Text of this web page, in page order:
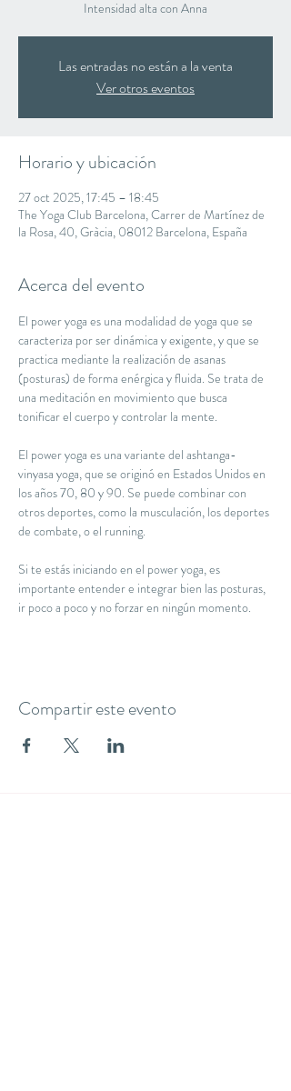
Intensidad alta con Anna
Las entradas no están a la venta
Ver otros eventos
Horario y ubicación
27 oct 2025, 17:45 – 18:45
The Yoga Club Barcelona, Carrer de Martínez de
la Rosa, 40, Gràcia, 08012 Barcelona, España
Acerca del evento
El power yoga es una modalidad de yoga que se
caracteriza por ser dinámica y exigente, y que se
practica mediante la realización de asanas
(posturas) de forma enérgica y fluida. Se trata de
una meditación en movimiento que busca
tonificar el cuerpo y controlar la mente.
El power yoga es una variante del ashtanga-
vinyasa yoga, que se originó en Estados Unidos en
los años 70, 80 y 90. Se puede combinar con
otros deportes, como la musculación, los deportes
de combate, o el running.
Si te estás iniciando en el power yoga, es
importante entender e integrar bien las posturas,
ir poco a poco y no forzar en ningún momento.
Compartir este evento